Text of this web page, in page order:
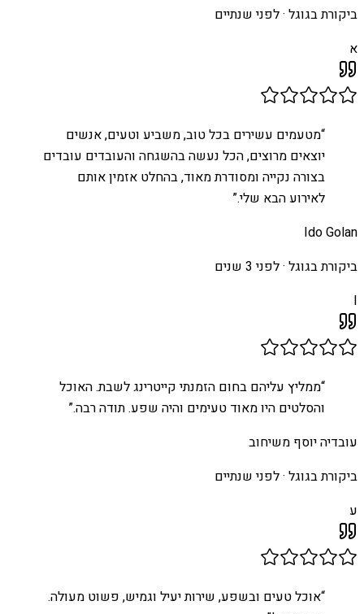
ביקורת בגוגל ·לפני שנתיים
א
“מטעמים עשירים בכל טוב, משביע וטעים, אנשים
יוצאים מרוצים, הכל נעשה בהשגחה והעובדים עובדים
בצורה נקייה ומסודרת מאוד, בהחלט אזמין אותם
לאירוע הבא שלי.”
Ido Golan
ביקורת בגוגל ·לפני 3 שנים
I
“ממליץ עליהם בחום הזמנתי קייטרינג לשבת. האוכל
והסלטים היו מאוד טעימים והיה שפע. תודה רבה.”
עובדיה יוסף משיחוב
ביקורת בגוגל ·לפני שנתיים
ע
“אוכל טעים ובשפע, שירות יעיל וגמיש, פשוט מעולה.